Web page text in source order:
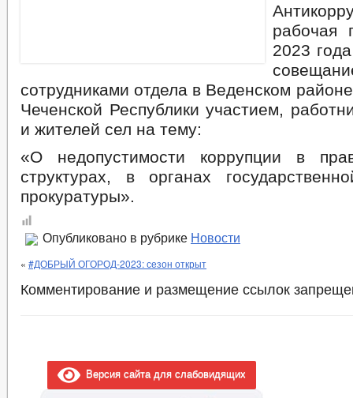
рабочая
2023
сотрудниками отдела в Веденском
Чеченской Республики участием,
и жителей сел на тему:
«О недопустимости коррупции в
структурах, в органах
прокуратуры».
Опубликовано в рубрике Новости
« #ДОБРЫЙ ОГОРОД-2023: сезон открыт
Комментирование и размещение ссылок
Версия сайта для слабовидящих